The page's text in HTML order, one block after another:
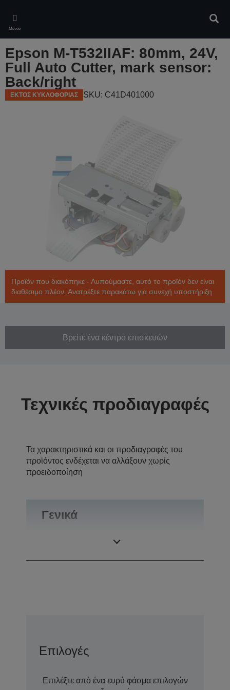
main
content
Μενού
Epson M-T532IIAF: 80mm, 24V,
Full Auto Cutter, mark sensor:
Back/right
ΕΚΤΟΣ ΚΥΚΛΟΦΟΡΙΑΣ SKU: C41D401000
Προϊόν που διακόπηκε - Λυπούμαστε, αυτό το προϊόν δεν είναι
διαθέσιμο πλέον. Ανατρέξτε παρακάτω για συνεχή υποστήριξη.
Βρείτε ένα κέντρο επισκευών
Τεχνικές προδιαγραφές
Τα χαρακτηριστικά και οι προδιαγραφές του
προϊόντος ενδέχεται να αλλάξουν χωρίς
προειδοποίηση
Γενικά
Επιλογές
Επιλέξτε από ένα ευρύ φάσμα επιλογών